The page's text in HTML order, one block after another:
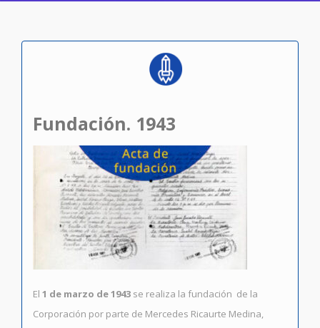
Fundación. 1943
El 1 de marzo de 1943 se realiza la fundación de la
Corporación por parte de Mercedes Ricaurte Medina,